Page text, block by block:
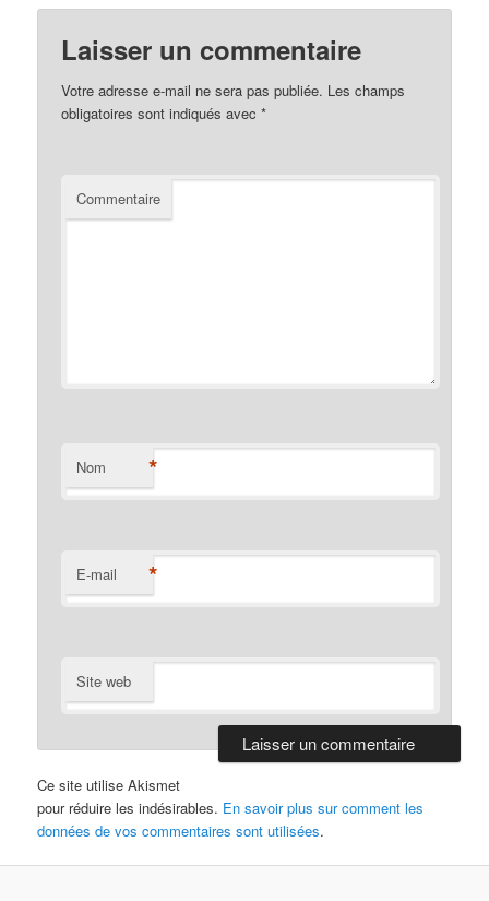
Laisser un commentaire
Votre adresse e-mail ne sera pas publiée. Les champs
obligatoires sont indiqués avec*
Commentaire
Nom *
E-mail *
Site web
Ce site utilise Akismet
pour réduire les indésirables. En savoir plus sur comment les
données de vos commentaires sont utilisées.